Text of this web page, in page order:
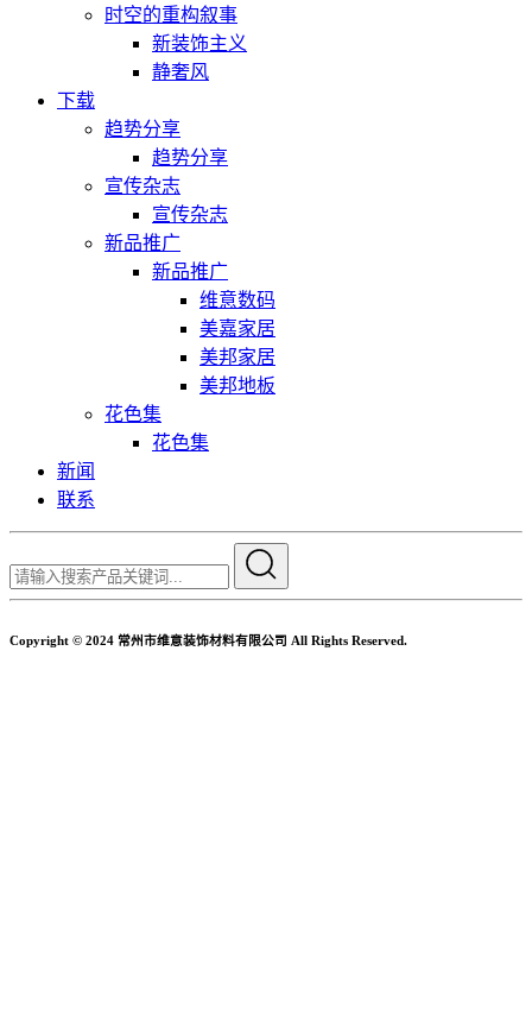
时空的重构叙事
新装饰主义
静奢风
下载
趋势分享
趋势分享
宣传杂志
宣传杂志
新品推广
新品推广
维意数码
美嘉家居
美邦家居
美邦地板
花色集
花色集
新闻
联系
Copyright © 2024 常州市维意装饰材料有限公司 All Rights Reserved.